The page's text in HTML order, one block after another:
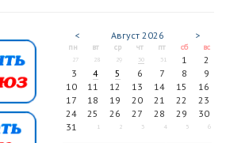
< Август 2026 >
пн вт ср чт пт сб вс
27 28 29 30 31 1
2
3
4 5 6 7 8
9
10
11 12 13 14 15
16
17
18 19 20 21 22
23
24
25 26 27 28 29
30
31
1 2 3 4 5 6